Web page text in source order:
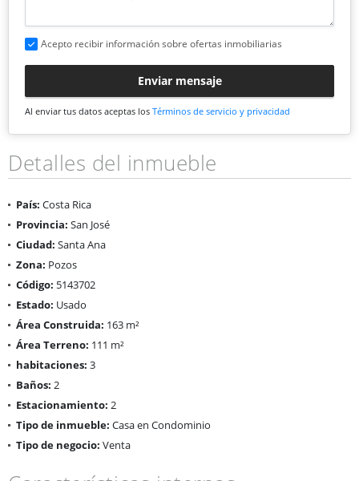
Acepto recibir información sobre ofertas inmobiliarias
Enviar mensaje
Al enviar tus datos aceptas los Términos de servicio y privacidad
Detalles del inmueble
País: Costa Rica
Provincia: San José
Ciudad: Santa Ana
Zona: Pozos
Código: 5143702
Estado: Usado
Área Construida: 163 m²
Área Terreno: 111 m²
habitaciones: 3
Baños: 2
Estacionamiento: 2
Tipo de inmueble: Casa en Condominio
Tipo de negocio: Venta